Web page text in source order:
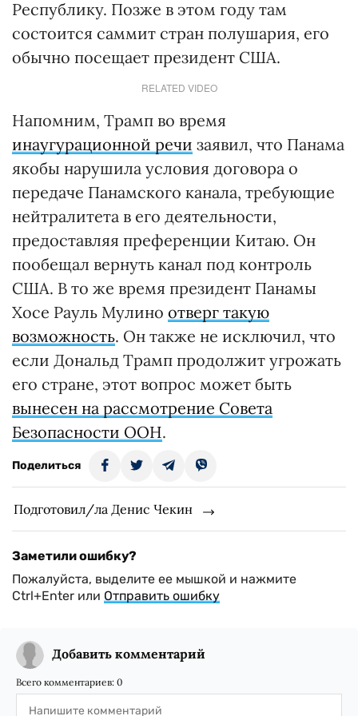
Республику. Позже в этом году там
состоится саммит стран полушария, его
обычно посещает президент США.
RELATED VIDEO
Напомним, Трамп во время
инаугурационной речи заявил, что Панама
якобы нарушила условия договора о
передаче Панамского канала, требующие
нейтралитета в его деятельности,
предоставляя преференции Китаю. Он
пообещал вернуть канал под контроль
США. В то же время президент Панамы
Хосе Рауль Мулино отверг такую
возможность. Он также не исключил, что
если Дональд Трамп продолжит угрожать
его стране, этот вопрос может быть
вынесен на рассмотрение Совета
Безопасности ООН.
Поделиться
Подготовил/ла Денис Чекин
Заметили ошибку?
Пожалуйста, выделите ее мышкой и нажмите
Ctrl+Enter или Отправить ошибку
Добавить комментарий
Всего комментариев: 0